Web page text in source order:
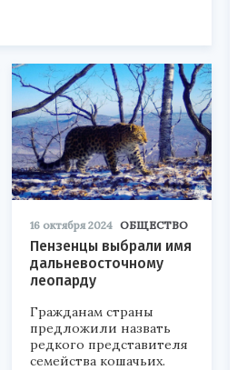
16 октября 2024 ОБЩЕСТВО
Пензенцы выбрали имя
дальневосточному
леопарду
Гражданам страны
предложили назвать
редкого представителя
семейства кошачьих.